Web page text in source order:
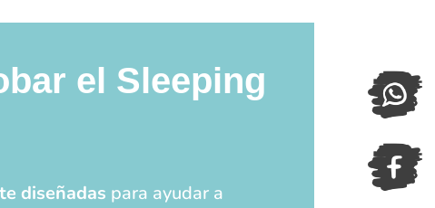
el Sleeping
diseñadas para ayudar a